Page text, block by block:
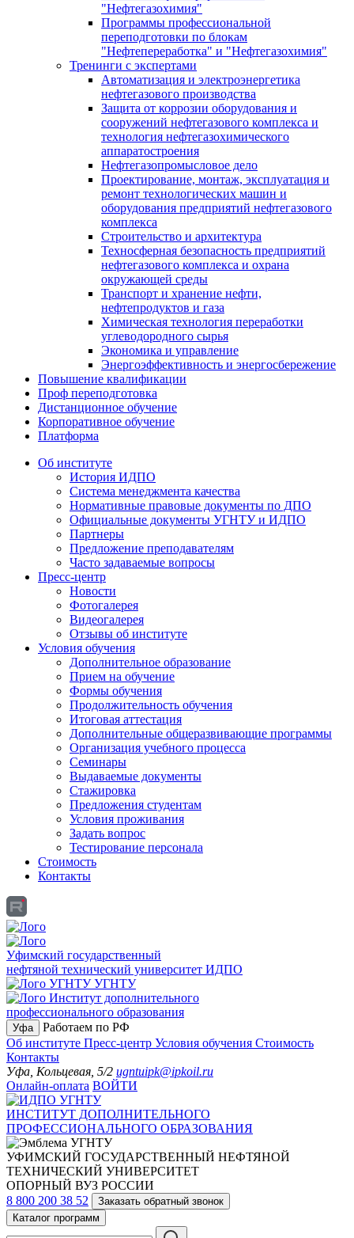
"Нефтегазохимия"
Программы профессиональной
переподготовки по блокам
"Нефтепереработка" и "Нефтегазохимия"
Тренинги с экспертами
Автоматизация и электроэнергетика
нефтегазового производства
Защита от коррозии оборудования и
сооружений нефтегазового комплекса и
технология нефтегазохимического
аппаратостроения
Нефтегазопромысловое дело
Проектирование, монтаж, эксплуатация и
ремонт технологических машин и
оборудования предприятий нефтегазового
комплекса
Строительство и архитектура
Техносферная безопасность предприятий
нефтегазового комплекса и охрана
окружающей среды
Транспорт и хранение нефти,
нефтепродуктов и газа
Химическая технология переработки
углеводородного сырья
Экономика и управление
Энергоэффективность и энергосбережение
Повышение квалификации
Проф переподготовка
Дистанционное обучение
Корпоративное обучение
Платформа
Об институте
История ИДПО
Система менеджмента качества
Нормативные правовые документы по ДПО
Официальные документы УГНТУ и ИДПО
Партнеры
Предложение преподавателям
Часто задаваемые вопросы
Пресс-центр
Новости
Фотогалерея
Видеогалерея
Отзывы об институте
Условия обучения
Дополнительное образование
Прием на обучение
Формы обучения
Продолжительность обучения
Итоговая аттестация
Дополнительные общеразвивающие программы
Организация учебного процесса
Семинары
Выдаваемые документы
Стажировка
Предложения студентам
Условия проживания
Задать вопрос
Тестирование персонала
Стоимость
Контакты
Уфимский государственный
нефтяной технический университет ИДПО
УГНТУ
Институт дополнительного
профессионального образования
Уфа
Работаем по РФ
Об институте Пресс-центр Условия обучения Стоимость
Контакты
Уфа, Кольцевая, 5/2 ugntuipk@ipkoil.ru
Онлайн-оплата ВОЙТИ
ИНСТИТУТ ДОПОЛНИТЕЛЬНОГО
ПРОФЕССИОНАЛЬНОГО ОБРАЗОВАНИЯ
УФИМСКИЙ ГОСУДАРСТВЕННЫЙ НЕФТЯНОЙ
ТЕХНИЧЕСКИЙ УНИВЕРСИТЕТ
ОПОРНЫЙ ВУЗ РОССИИ
8 800 200 38 52
Заказать обратный звонок
Каталог программ